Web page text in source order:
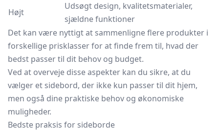
Højt
Udsøgt design, kvalitetsmaterialer,
sjældne funktioner
Det kan være nyttigt at sammenligne flere produkter i
forskellige prisklasser for at finde frem til, hvad der
bedst passer til dit behov og budget.
Ved at overveje disse aspekter kan du sikre, at du
vælger et sidebord, der ikke kun passer til dit hjem,
men også dine praktiske behov og økonomiske
muligheder.
Bedste praksis for sideborde